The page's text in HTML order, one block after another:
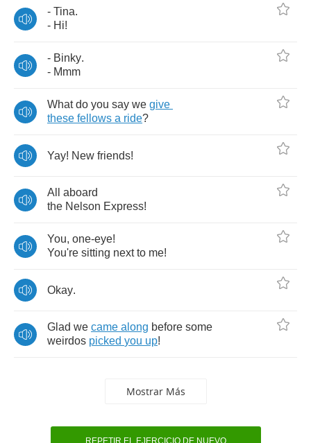
- Tina.
- Hi!
- Binky.
- Mmm
What do you say we give
these fellows a ride?
Yay! New friends!
All
aboard
the Nelson Express!
You, one-eye!
You're sitting next to me!
Okay.
Glad we came along before some
weirdos picked you up!
Mostrar Más
REPETIR EL EJERCICIO DE NUEVO